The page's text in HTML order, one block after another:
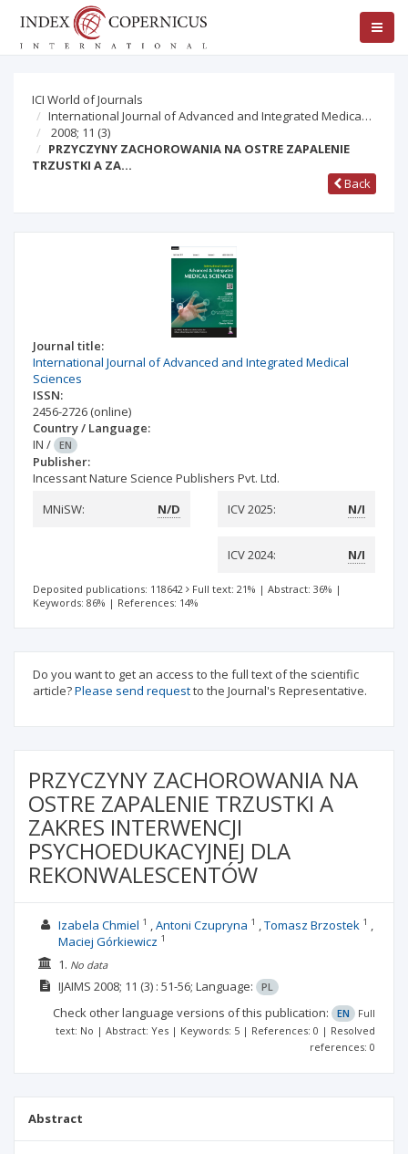
ICI World of Journals
International Journal of Advanced and Integrated Medica…
2008; 11 (3)
PRZYCZYNY ZACHOROWANIA NA OSTRE ZAPALENIE
TRZUSTKI A ZA…
Back
Journal title:
International Journal of Advanced and Integrated Medical
Sciences
ISSN:
2456-2726 (online)
Country / Language:
IN / EN
Publisher:
Incessant Nature Science Publishers Pvt. Ltd.
MNiSW:
N/D ICV 2025: N/I
ICV 2024: N/I
Deposited publications: 118642 Full text: 21% | Abstract: 36% |
Keywords: 86% | References: 14%
Do you want to get an access to the full text of the scientific
article?Please send requestto the Journal's Representative.
PRZYCZYNY ZACHOROWANIA NA
OSTRE ZAPALENIE TRZUSTKI A
ZAKRES INTERWENCJI
PSYCHOEDUKACYJNEJ DLA
REKONWALESCENTÓW
Izabela Chmiel 1 Antoni Czupryna 1 Tomasz Brzostek 1
Maciej Górkiewicz 1
1. No data
IJAIMS 2008; 11 (3) : 51-56; Language: PL
Check other language versions of this publication: EN
Full
text: No | Abstract: Yes | Keywords: 5 | References: 0 | Resolved
references: 0
Abstract